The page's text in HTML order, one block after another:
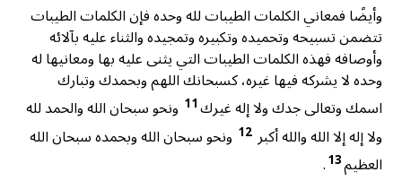
وأيضًا فمعاني الكلمات الطيبات لله وحده فإن الكلمات الطيبات
تتضمن تسبيحه وتحميده وتكبيره وتمجيده والثناء عليه بآلائه
وأوصافه فهذه الكلمات الطيبات التي يثنى عليه بها ومعانيها له
وحده لا يشركه فيها غيره، كسبحانك اللهم وبحمدك وتبارك
اسمك وتعالى جدك ولا إله غيرك11 ونحو سبحان الله والحمد لله
ولا إله إلا الله والله أكبر 12 ونحو سبحان الله وبحمده سبحان الله
العظيم13
.